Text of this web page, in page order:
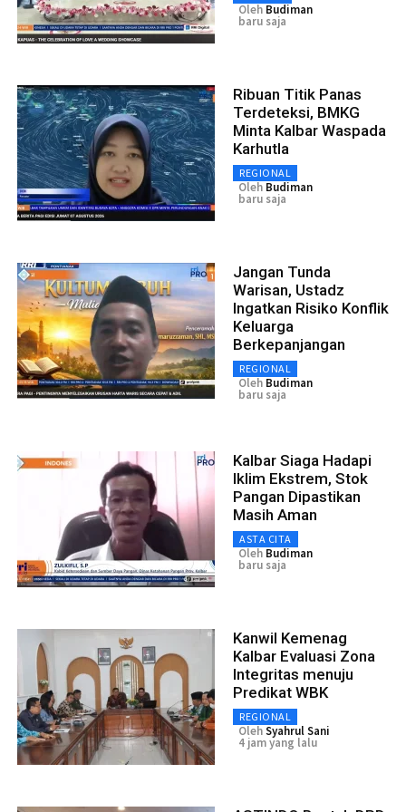
Oleh Budiman
baru saja
Ribuan Titik Panas
Terdeteksi, BMKG
Minta Kalbar Waspada
Karhutla
REGIONAL
Oleh Budiman
baru saja
Jangan Tunda
Warisan, Ustadz
Ingatkan Risiko Konflik
Keluarga
Berkepanjangan
REGIONAL
Oleh Budiman
baru saja
Kalbar Siaga Hadapi
Iklim Ekstrem, Stok
Pangan Dipastikan
Masih Aman
ASTA CITA
Oleh Budiman
baru saja
Kanwil Kemenag
Kalbar Evaluasi Zona
Integritas menuju
Predikat WBK
REGIONAL
OlehSyahrul Sani
4 jam yang lalu